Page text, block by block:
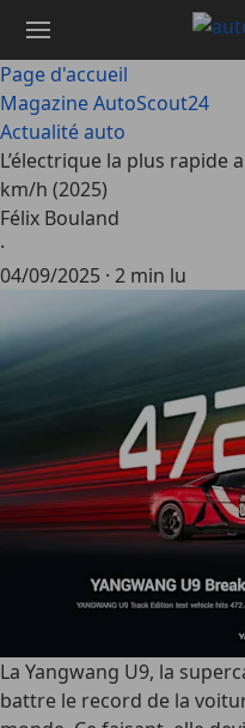
contenu
principal
Page d'accueil
Magazine AutoScout24
Actualité auto
L’électrique la plus rapide
km/h (2025)
Félix Bouland
·
04/09/2025 · 2 min lu
La Yangwang U9, la
battre le record de la